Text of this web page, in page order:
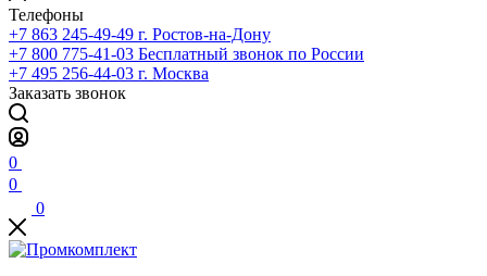
Телефоны
+7 863 245-49-49 г. Ростов-на-Дону
+7 800 775-41-03 Бесплатный звонок по России
+7 495 256-44-03 г. Москва
Заказать звонок
0
0
0